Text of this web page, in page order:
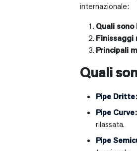
internazionale:
Quali
Finissaggi
Principali
Quali
Pipe Dritte:
Pipe Curve:
rilassata.
Pipe